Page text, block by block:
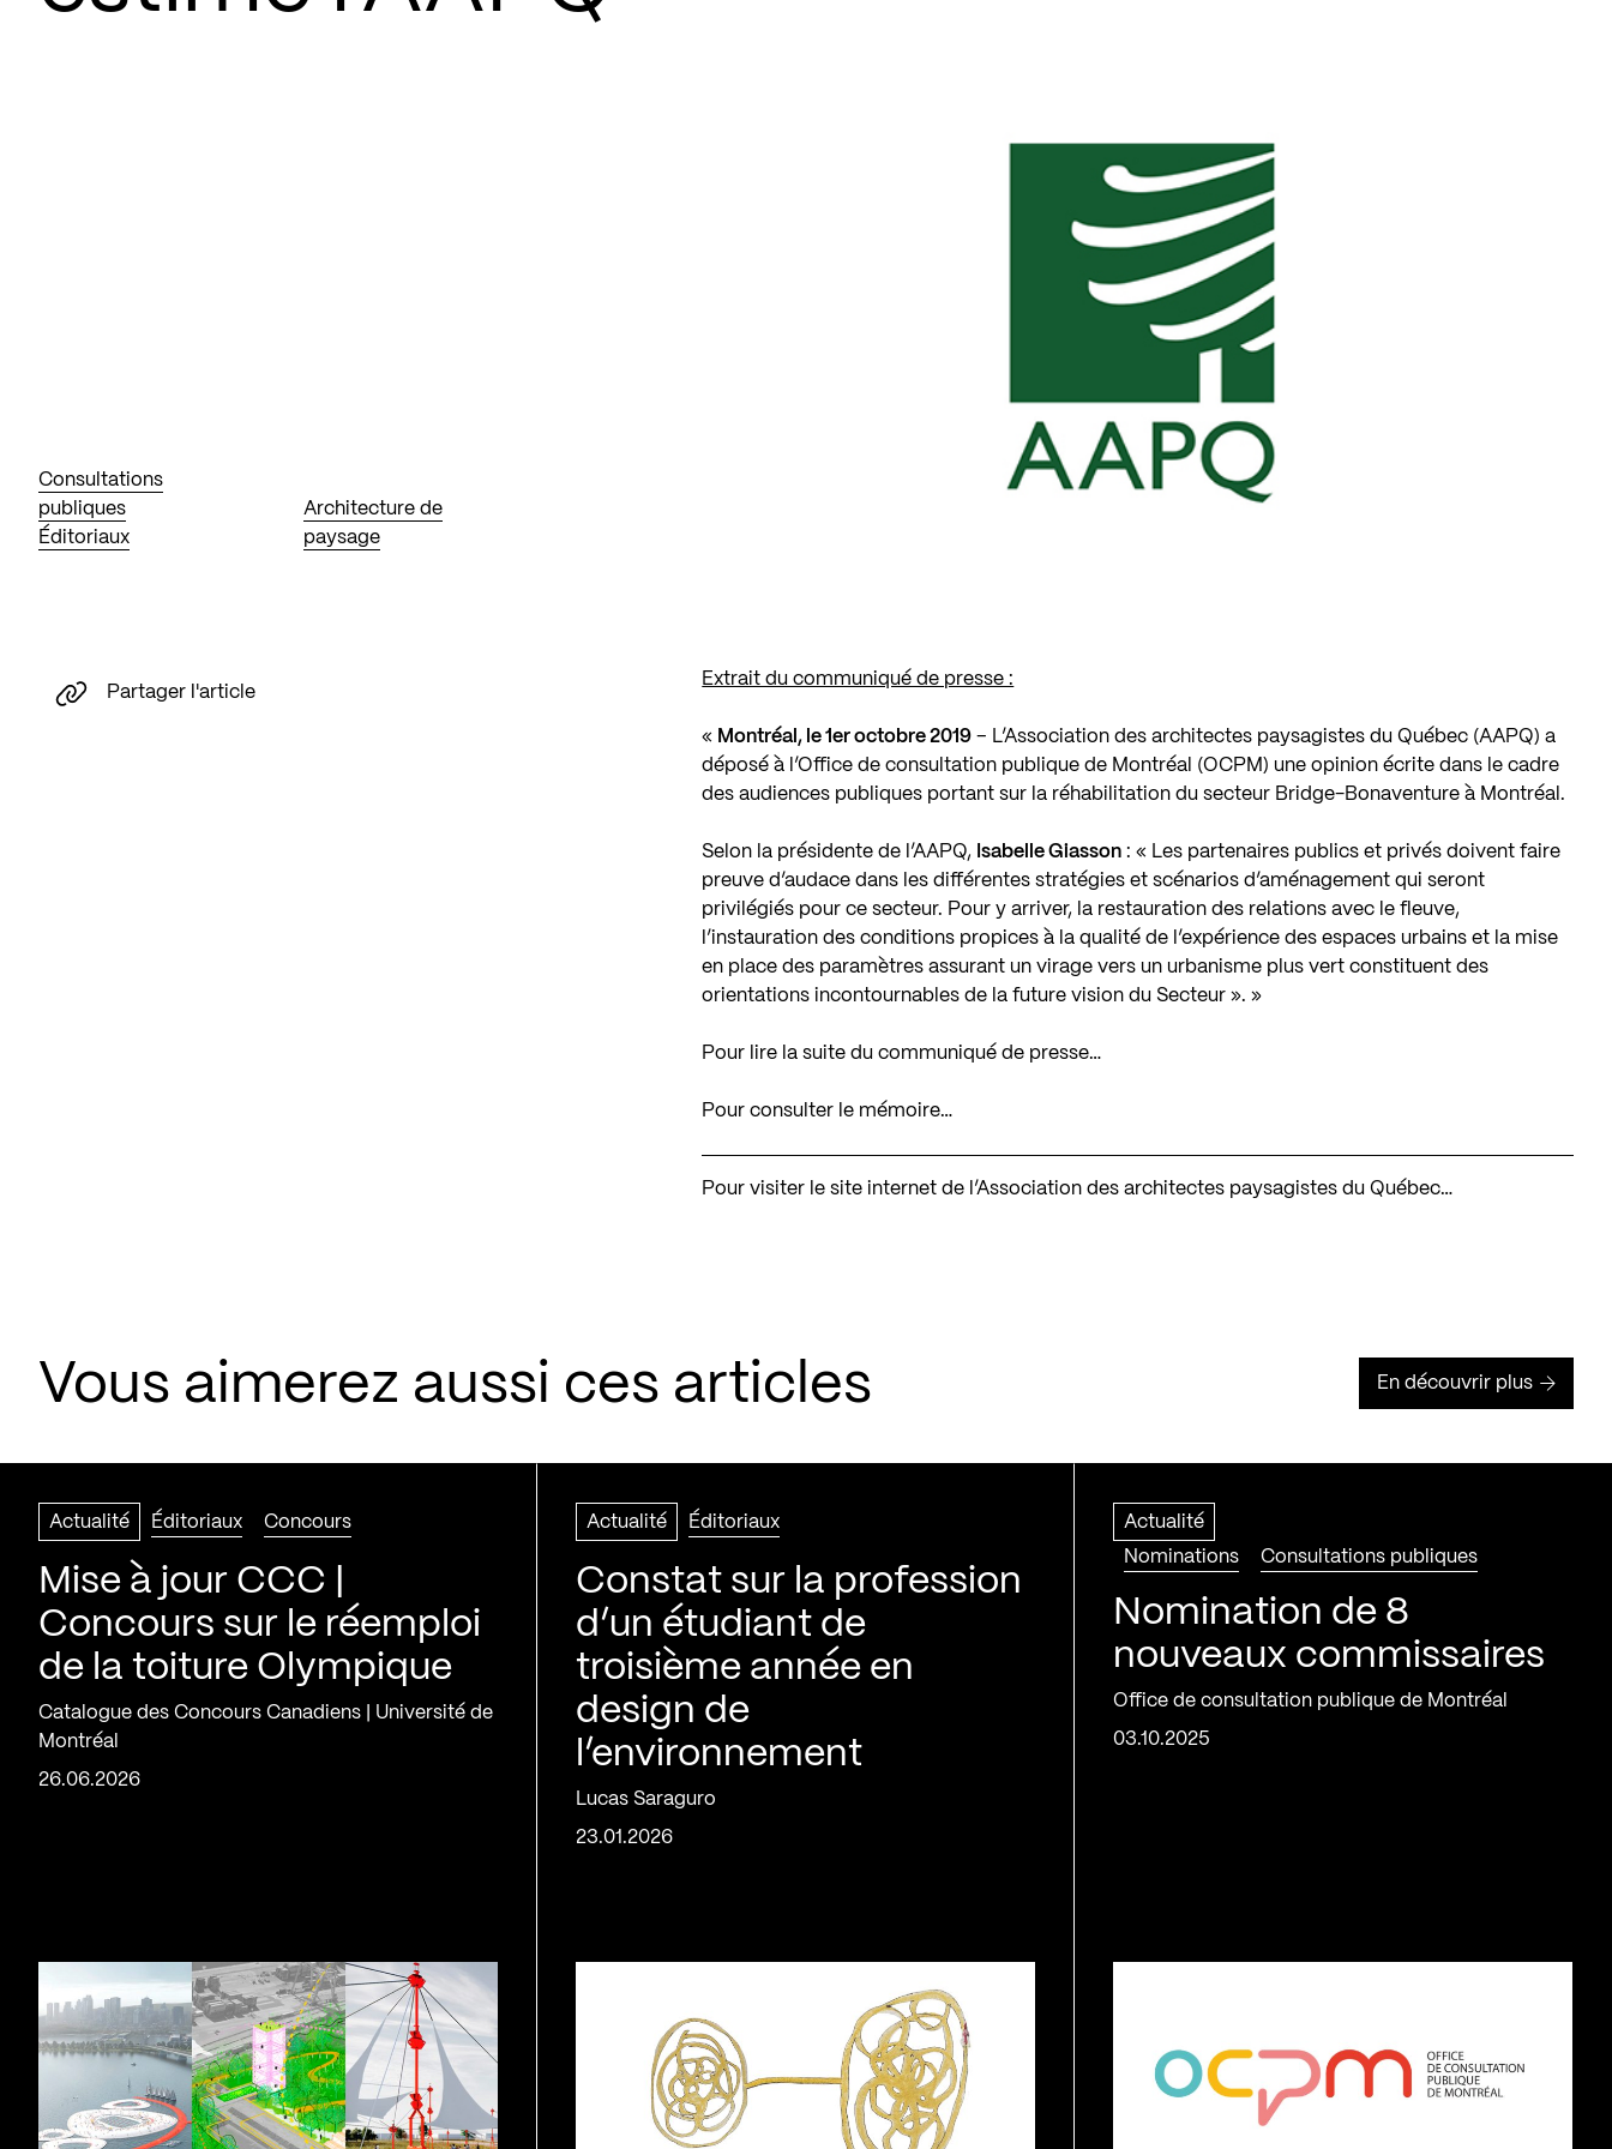
Consultations
publiques
Éditoriaux
Architecture de
paysage
Extrait du communiqué de presse :
« Montréal, le 1er octobre 2019 – L’Association des architectes paysagistes du Québec (AAPQ) a
déposé à l’Office de consultation publique de Montréal (OCPM) une opinion écrite dans le cadre
des audiences publiques portant sur la réhabilitation du secteur Bridge-Bonaventure à Montréal.
Selon la présidente de l’AAPQ, Isabelle Giasson : « Les partenaires publics et privés doivent faire
preuve d’audace dans les différentes stratégies et scénarios d’aménagement qui seront
privilégiés pour ce secteur. Pour y arriver, la restauration des relations avec le fleuve,
l’instauration des conditions propices à la qualité de l’expérience des espaces urbains et la mise
en place des paramètres assurant un virage vers un urbanisme plus vert constituent des
orientations incontournables de la future vision du Secteur ». »
Pour lire la suite du communiqué de presse…
Pour consulter le mémoire…
Pour visiter le site internet de l’Association des architectes paysagistes du Québec…
Partager l'article
Vous aimerez aussi ces articles En découvrir plus
Actualité Éditoriaux Concours
Mise à jour CCC |
Concours sur le réemploi
de la toiture Olympique
Catalogue des Concours Canadiens | Université de
Montréal
26.06.2026
Actualité Éditoriaux
Constat sur la profession
d’un étudiant de
troisième année en
design de
l’environnement
Lucas Saraguro
23.01.2026
Actualité
Nominations
Consultations publiques
Nomination de 8
nouveaux commissaires
Office de consultation publique de Montréal
03.10.2025